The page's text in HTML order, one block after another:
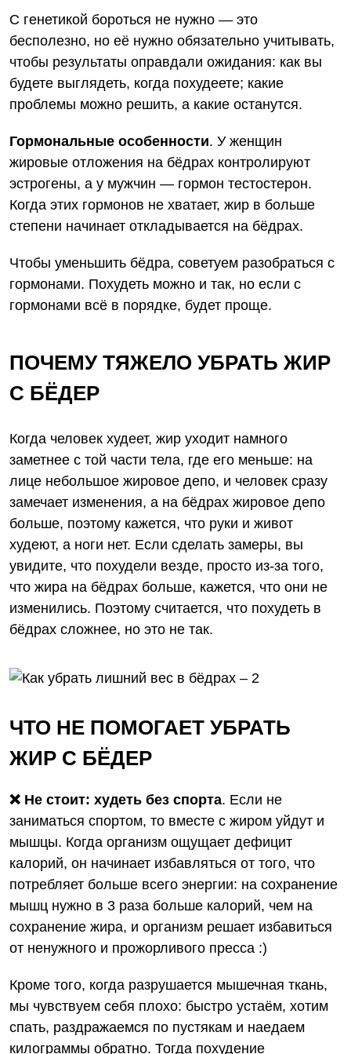
С генетикой бороться не нужно — это
бесполезно, но её нужно обязательно учитывать,
чтобы результаты оправдали ожидания: как вы
будете выглядеть, когда похудеете; какие
проблемы можно решить, а какие останутся.
Гормональные особенности. У женщин
жировые отложения на бёдрах контролируют
эстрогены, а у мужчин — гормон тестостерон.
Когда этих гормонов не хватает, жир в больше
степени начинает откладывается на бёдрах.
Чтобы уменьшить бёдра, советуем разобраться с
гормонами. Похудеть можно и так, но если с
гормонами всё в порядке, будет проще.
ПОЧЕМУ ТЯЖЕЛО УБРАТЬ ЖИР
С БЁДЕР
Когда человек худеет, жир уходит намного
заметнее с той части тела, где его меньше: на
лице небольшое жировое депо, и человек сразу
замечает изменения, а на бёдрах жировое депо
больше, поэтому кажется, что руки и живот
худеют, а ноги нет. Если сделать замеры, вы
увидите, что похудели везде, просто из-за того,
что жира на бёдрах больше, кажется, что они не
изменились. Поэтому считается, что похудеть в
бёдрах сложнее, но это не так.
ЧТО НЕ ПОМОГАЕТ УБРАТЬ
ЖИР С БЁДЕР
❌ Не стоит: худеть без спорта. Если не
заниматься спортом, то вместе с жиром уйдут и
мышцы. Когда организм ощущает дефицит
калорий, он начинает избавляться от того, что
потребляет больше всего энергии: на сохранение
мышц нужно в 3 раза больше калорий, чем на
сохранение жира, и организм решает избавиться
от ненужного и прожорливого пресса :)
Кроме того, когда разрушается мышечная ткань,
мы чувствуем себя плохо: быстро устаём, хотим
спать, раздражаемся по пустякам и наедаем
килограммы обратно. Тогда похудение